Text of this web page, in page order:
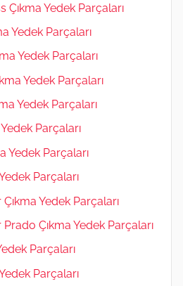
Yedek Parçaları
Yedek Parçaları
Yedek Parçaları
Yedek Parçaları
Yedek Parçaları
Parçaları
Yedek Parçaları
Parçaları
Yedek Parçaları
Çıkma Yedek Parçaları
Parçaları
Parçaları